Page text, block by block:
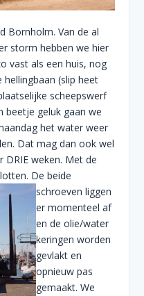
Bornholm. Van de al
storm hebben we hier
vast als een huis, nog
(slip heet
scheepswerf
beetje geluk gaan we
het water weer
Dat mag dan ook wel
DRIE weken. Met de
De beide
schroeven liggen
er momenteel af
en de olie/water
keringen worden
gevlakt en
opnieuw pas
gemaakt. We